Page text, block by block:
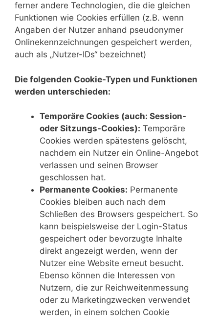
ferner andere Technologien, die die gleichen
Funktionen wie Cookies erfüllen (z.B. wenn
Angaben der Nutzer anhand pseudonymer
Onlinekennzeichnungen gespeichert werden,
auch als „Nutzer-IDs“ bezeichnet)
Die folgenden Cookie-Typen und Funktionen
werden unterschieden:
Temporäre Cookies (auch: Session-
oder Sitzungs-Cookies): Temporäre
Cookies werden spätestens gelöscht,
nachdem ein Nutzer ein Online-Angebot
verlassen und seinen Browser
geschlossen hat.
Permanente Cookies: Permanente
Cookies bleiben auch nach dem
Schließen des Browsers gespeichert. So
kann beispielsweise der Login-Status
gespeichert oder bevorzugte Inhalte
direkt angezeigt werden, wenn der
Nutzer eine Website erneut besucht.
Ebenso können die Interessen von
Nutzern, die zur Reichweitenmessung
oder zu Marketingzwecken verwendet
werden, in einem solchen Cookie